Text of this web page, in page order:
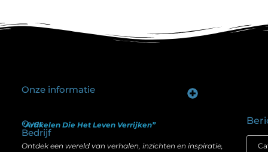
Over
Bedrijf
“Artikelen Die Het Leven Verrijken”
Ontdek een wereld van verhalen, inzichten en inspiratie,
Onze informatie